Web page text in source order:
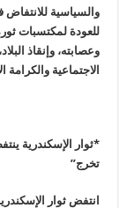
وعصابته، وإنقاذ
الاجتماعية والكرامة
*ثوار الإسكندرية
تخرج”
انتفض ثوار